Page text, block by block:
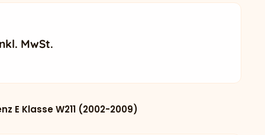
Preis war: 385,99 €
Preis ist: 355,99 €.
MwSt.
E Klasse W211 (2002-2009)